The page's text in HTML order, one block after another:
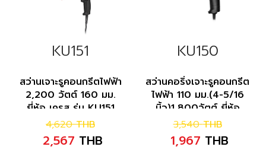
KU151
สว่านเจาะรูคอนกรีตไฟฟ้า
2,200 วัตต์ 160 มม.
ยี่ห้อ เครส รุ่น KU151
4,620 THB
2,567 THB
KU150
สว่านคอริ่งเจาะรูคอนกรีต
ไฟฟ้า 110 มม.(4-5/16
นิ้ว)1,800วัตต์ ยี่ห้อ
เครส รุ่น KU150
3,540 THB
1,967 THB